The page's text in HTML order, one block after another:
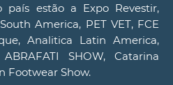
país estão a Expo Revestir,
America, PET VET, FCE
Analitica Latin America,
SHOW, Catarina
Footwear Show.